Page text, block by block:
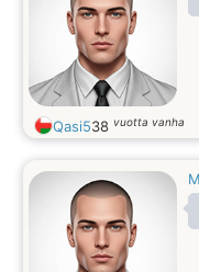
Qasi538 vuotta vanha